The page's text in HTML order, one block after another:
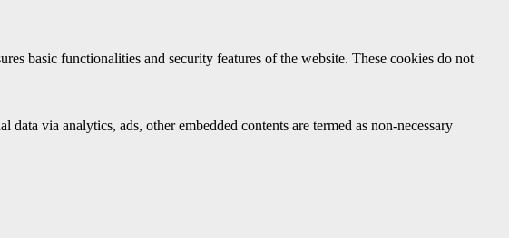
basic functionalities and security features of the website. These cookies do not
via analytics, ads, other embedded contents are termed as non-necessary